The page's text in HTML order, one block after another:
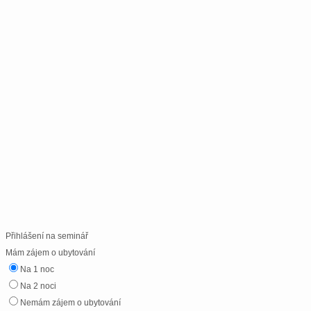
Přihlášení na seminář
Mám zájem o ubytování
Na 1 noc
Na 2 noci
Nemám zájem o ubytování